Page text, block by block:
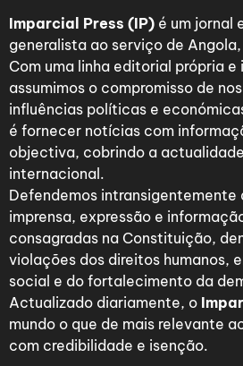
Imparcial Press (IP) é um jornal
generalista ao serviço de
Com uma linha editorial própria
assumimos o compromisso de
influências políticas e
é fornecer notícias com
objectiva, cobrindo a
internacional.
Defendemos intransigentemente
imprensa, expressão e
consagradas na Constituição,
violações dos direitos humanos,
social e do fortalecimento da
Actualizado diariamente, o
mundo o que de mais relevante
com credibilidade e isenção.